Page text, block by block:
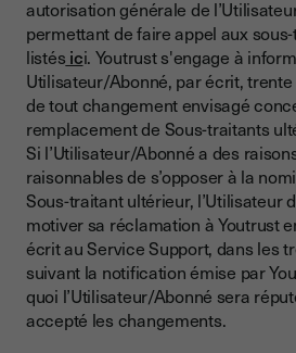
autorisation générale de
permettant de faire appel aux
listés ici. Youtrust s'engage à
Utilisateur/Abonné, par écrit,
de tout changement envisagé
remplacement de Sous-traitants
Si l’Utilisateur/Abonné a des
raisonnables de s’opposer à la
Sous-traitant ultérieur, l’Utilisateur
motiver sa réclamation à Youtrust
écrit au Service Support, dans les
suivant la notification émise par
quoi l’Utilisateur/Abonné sera
accepté les changements.